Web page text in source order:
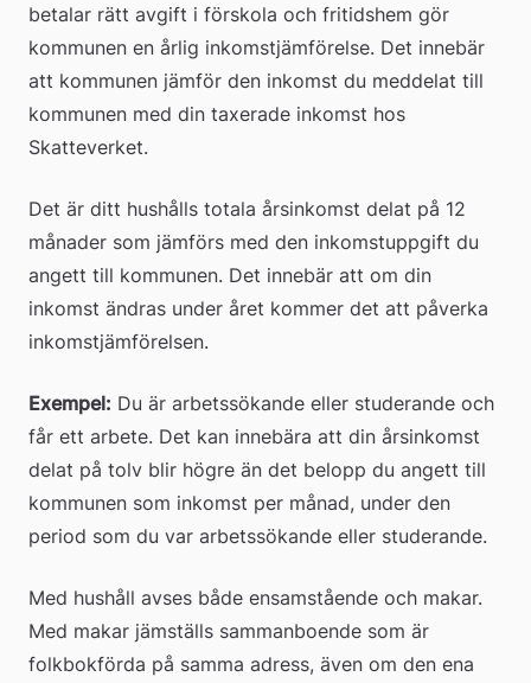
betalar rätt avgift i förskola och fritidshem gör
kommunen en årlig inkomstjämförelse. Det innebär
att kommunen jämför den inkomst du meddelat till
kommunen med din taxerade inkomst hos
Skatteverket.
Det är ditt hushålls totala årsinkomst delat på 12
månader som jämförs med den inkomstuppgift du
angett till kommunen. Det innebär att om din
inkomst ändras under året kommer det att påverka
inkomstjämförelsen.
Exempel: Du är arbetssökande eller studerande och
får ett arbete. Det kan innebära att din årsinkomst
delat på tolv blir högre än det belopp du angett till
kommunen som inkomst per månad, under den
period som du var arbetssökande eller studerande.
Med hushåll avses både ensamstående och makar.
Med makar jämställs sammanboende som är
folkbokförda på samma adress, även om den ena